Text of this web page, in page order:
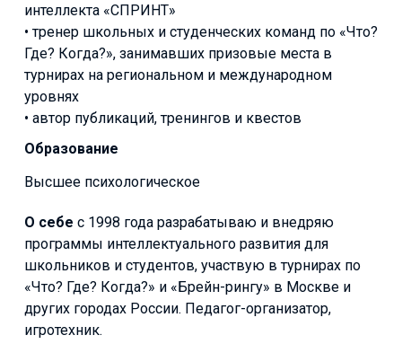
интеллекта «СПРИНТ»
• тренер школьных и студенческих команд по «Что?
Где? Когда?», занимавших призовые места в
турнирах на региональном и международном
уровнях
• автор публикаций, тренингов и квестов
Образование
Высшее психологическое
О себе с 1998 года разрабатываю и внедряю
программы интеллектуального развития для
школьников и студентов, участвую в турнирах по
«Что? Где? Когда?» и «Брейн-рингу» в Москве и
других городах России. Педагог-организатор,
игротехник.